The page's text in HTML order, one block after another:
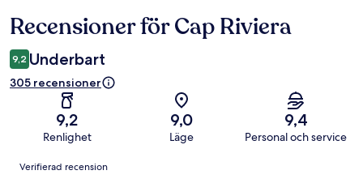
Recensioner
Recensioner för Cap Riviera
9,2 Underbart
305 recensioner
9,2
Renlighet
9,0
Läge
9,4
Personal och service
Recensioner
Verifierad recension